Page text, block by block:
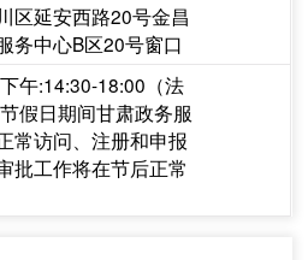
区延安西路20号金昌
务中心B区20号窗口
午:14:30-18:00（法
假日期间甘肃政务服
常访问、注册和申报
批工作将在节后正常